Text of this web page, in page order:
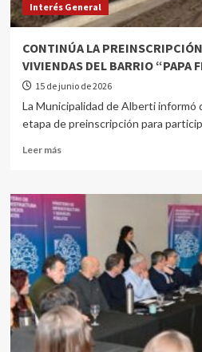
Interés General
CONTINÚA LA
VIVIENDAS DEL BARRIO “PAPA
15 de junio de 2026
La Municipalidad de Alberti informó
etapa de preinscripción para
Leer más